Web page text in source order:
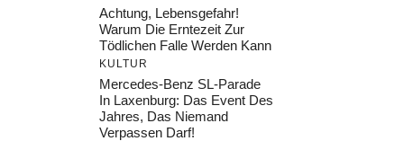
Achtung, Lebensgefahr!
Warum Die Erntezeit Zur
Tödlichen Falle Werden Kann
KULTUR
Mercedes-Benz SL-Parade
In Laxenburg: Das Event Des
Jahres, Das Niemand
Verpassen Darf!